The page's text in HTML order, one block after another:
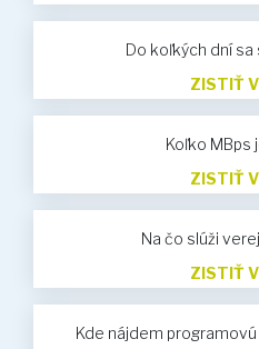
Do koľkých dní sa
ZISTIŤ
Koľko MBps
ZISTIŤ
Na čo slúži
ZISTIŤ
Kde nájdem programovú